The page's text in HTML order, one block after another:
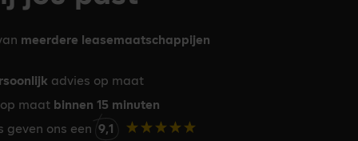
meerdere leasemaatschappijen
advies op maat
maat binnen 15 minuten
geven ons een 9,1